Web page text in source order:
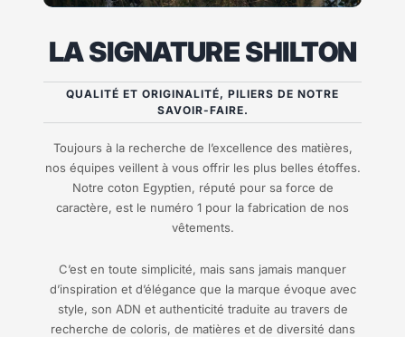
LA SIGNATURE SHILTON
QUALITÉ ET ORIGINALITÉ, PILIERS DE NOTRE
SAVOIR-FAIRE.
Toujours à la recherche de l’excellence des matières,
nos équipes veillent à vous offrir les plus belles étoffes.
Notre coton Egyptien, réputé pour sa force de
caractère, est le numéro 1 pour la fabrication de nos
vêtements.
C’est en toute simplicité, mais sans jamais manquer
d’inspiration et d’élégance que la marque évoque avec
style, son ADN et authenticité traduite au travers de
recherche de coloris, de matières et de diversité dans